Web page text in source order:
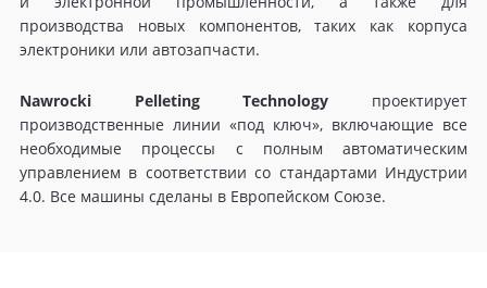
производства новых компонентов, таких как корпуса
электроники или автозапчасти.
Nawrocki Pelleting Technology проектирует
производственные линии «под ключ», включающие все
необходимые процессы с полным автоматическим
управлением в соответствии со стандартами Индустрии
4.0. Все машины сделаны в Европейском Союзе.